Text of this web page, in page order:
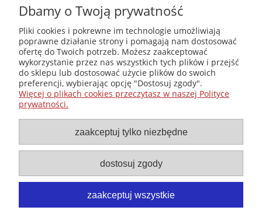
księgarni”
(edycja 2025-
2026)
Księgarnia-Galeria "Nieznany Świat" - internetowy sklep
ezoteryczny online
Zapraszamy również do odwiedzenia naszej księgarni
stacjonarnej przy ul. Kredytowej 2 w Warszawie
© Copyright 2014-2026 Wydawnictwo "Nieznany Świat"
Wszelkie prawa zastrzeżone
Dbamy o Twoją prywatność
Pliki cookies i pokrewne im technologie umożliwiają
poprawne działanie strony i pomagają nam dostosować
ofertę do Twoich potrzeb. Możesz zaakceptować
wykorzystanie przez nas wszystkich tych plików i przejść
do sklepu lub dostosować użycie plików do swoich
preferencji, wybierając opcję "Dostosuj zgody".
Więcej o plikach cookies przeczytasz w naszej Polityce
prywatności.
zaakceptuj tylko niezbędne
dostosuj zgody
zaakceptuj wszystkie